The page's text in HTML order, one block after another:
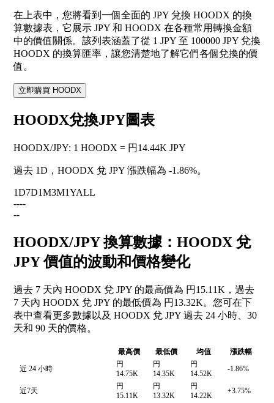
在上表中，您將看到一個全面的 JPY 兌換 HOODX 的換
算數據表，它展示 JPY 和 HOODX 在各種常用轉換金額
中的價值關係。該列表涵蓋了從 1 JPY 至 100000 JPY 兌換
HOODX 的換算匯率，讓您清楚地了解它們各個兌換的價
值。
立即購買 HOODX
HOODX兌換JPY圖表
HOODX/JPY: 1 HOODX = 円14.44K JPY
過去 1D，HOODX 兌 JPY 漲跌幅為 -1.86%。
1D7D1M3M1YALL
----
--
HOODX/JPY 換算數據：HOODX 兌
JPY 價值的波動和價格變化
過去 7 天內 HOODX 兌 JPY 的最高價為 円15.11K，過去
7 天內 HOODX 兌 JPY 的最低價為 円13.32K。您可在下
表中查看更多數據以及 HOODX 兌 JPY 過去 24 小時、30
天和 90 天的價格。
最高價 最低價 均值
漲跌幅
近 24 小時
円
14.75K
円
14.35K
円
14.52K
-1.86%
近7天
円
15.11K
円
13.32K
円
14.22K
+3.75%